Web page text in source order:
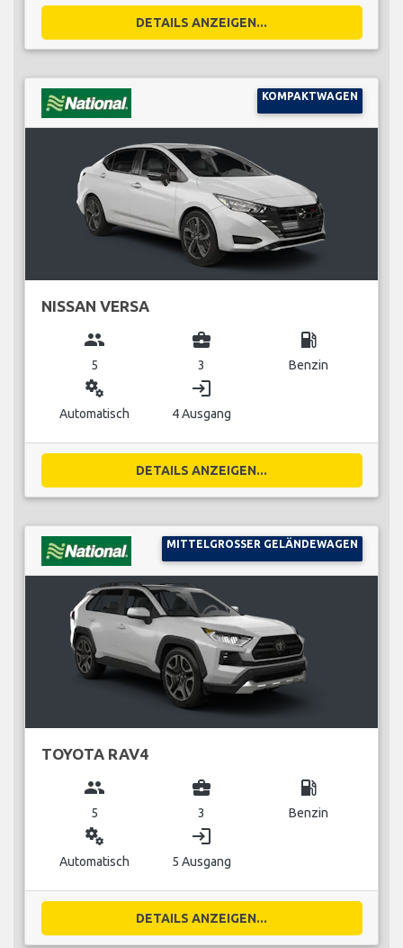
DETAILS ANZEIGEN...
KOMPAKTWAGEN
NISSAN VERSA
group
5
business_center
3
local_gas_station
Benzin
miscellaneous_services
Automatisch
login
4 Ausgang
DETAILS ANZEIGEN...
MITTELGROSSER GELÄNDEWAGEN
TOYOTA RAV4
group
5
business_center
3
local_gas_station
Benzin
miscellaneous_services
Automatisch
login
5 Ausgang
DETAILS ANZEIGEN...